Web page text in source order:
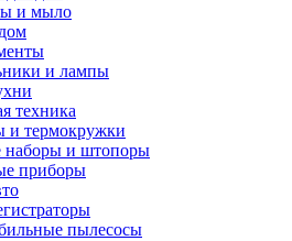
и мыло
и лампы
техника
и термокружки
и штопоры
приборы
пылесосы